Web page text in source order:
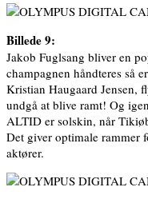
Billede 9:
Jakob Fuglsang bliver en
champagnen håndteres så
Kristian Haugaard Jensen,
undgå at blive ramt! Og
ALTID er solskin, når
Det giver optimale rammer
aktører.